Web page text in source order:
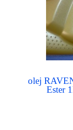
olej
Ester